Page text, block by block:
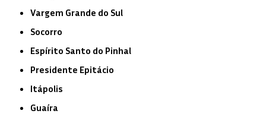
Vargem Grande do Sul
Socorro
Espírito Santo do Pinhal
Presidente Epitácio
Itápolis
Guaíra